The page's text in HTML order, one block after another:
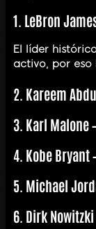
1. LeBron
El líder
activo, por eso
2. Kareem
3. Karl Malone
4. Kobe Bryant
5. Michael
6. Dirk